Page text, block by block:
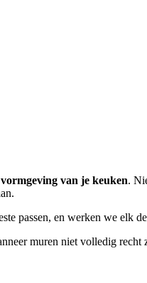
van je keuken.
passen, en werken we elk
muren niet volledig recht